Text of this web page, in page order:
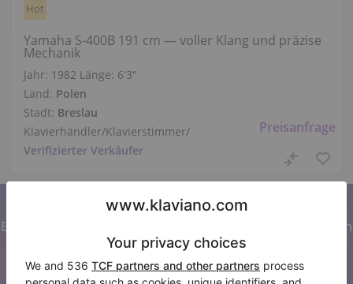
Preisanfrage
Hot
Yamaha S-400B 191 cm — voller Klang und präzise
Mechanik
Jahr: 1982 Länge: 6′3″
Land: Polen
Stadt: Breslau
Klavierhändler/Klavierstimmer/
Verifizierter Verkäufer
Abonnieren Sie unseren Newsletter
Bleiben Sie auf dem Laufenden mit allen Neuigkeiten von
Klaviano